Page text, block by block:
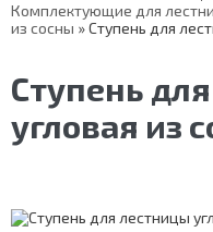
Комплектующие для
из сосны »Ступень для
Ступень
угловая из